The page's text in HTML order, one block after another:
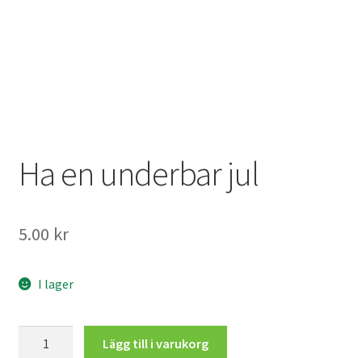
Ha en underbar jul
5.00 kr
I lager
Lägg till i varukorg